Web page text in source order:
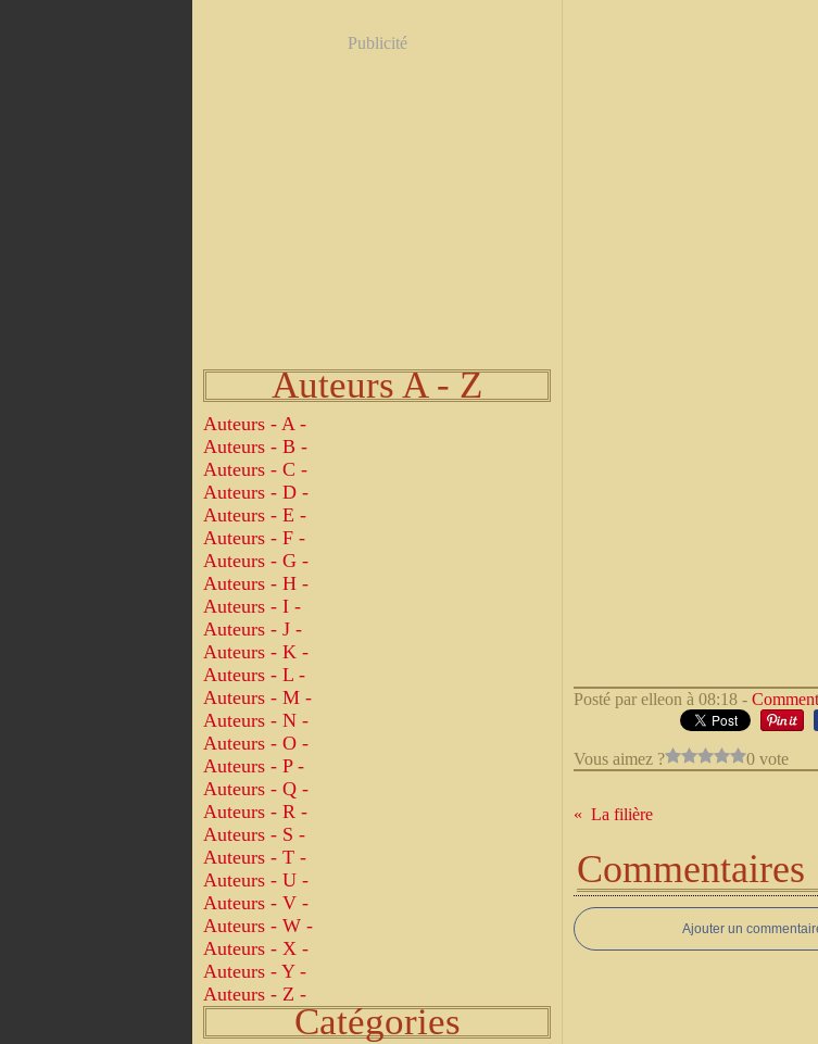
Publicité
Auteurs A - Z
Auteurs - A -
Auteurs - B -
Auteurs - C -
Auteurs - D -
Auteurs - E -
Auteurs - F -
Auteurs - G -
Auteurs - H -
Auteurs - I -
Auteurs - J -
Auteurs - K -
Auteurs - L -
Auteurs - M -
Auteurs - N -
Auteurs - O -
Auteurs - P -
Auteurs - Q -
Auteurs - R -
Auteurs - S -
Auteurs - T -
Auteurs - U -
Auteurs - V -
Auteurs - W -
Auteurs - X -
Auteurs - Y -
Auteurs - Z -
Catégories
Posté par elleon à 08:18 -
Vous aimez ? 0 vote
La filière
Commentaires
Ajouter un